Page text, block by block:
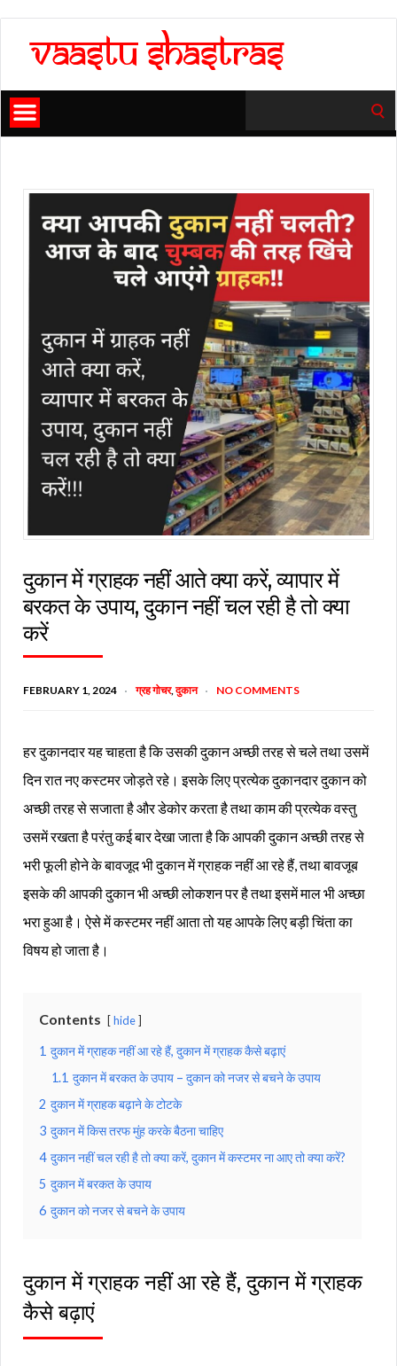
for:
दुकान में ग्राहक नहीं आते क्या करें, व्यापार में
बरकत के उपाय, दुकान नहीं चल रही है तो क्या
करें
FEBRUARY 1, 2024 ग्रह गोचर,दुकान NO COMMENTS
हर दुकानदार यह चाहता है कि उसकी दुकान अच्छी तरह से चले तथा उसमें
दिन रात नए कस्टमर जोड़ते रहे। इसके लिए प्रत्येक दुकानदार दुकान को
अच्छी तरह से सजाता है और डेकोर करता है तथा काम की प्रत्येक वस्तु
उसमें रखता है परंतु कई बार देखा जाता है कि आपकी दुकान अच्छी तरह से
भरी फूली होने के बावजूद भी दुकान में ग्राहक नहीं आ रहे हैं, तथा बावजूब
इसके की आपकी दुकान भी अच्छी लोकशन पर है तथा इसमें माल भी अच्छा
भरा हुआ है। ऐसे में कस्टमर नहीं आता तो यह आपके लिए बड़ी चिंता का
विषय हो जाता है।
Contents hide
1 दुकान में ग्राहक नहीं आ रहे हैं, दुकान में ग्राहक कैसे बढ़ाएं
1.1 दुकान में बरकत के उपाय – दुकान को नजर से बचने के उपाय
2 दुकान में ग्राहक बढ़ाने के टोटके
3 दुकान में किस तरफ मुंह करके बैठना चाहिए
4 दुकान नहीं चल रही है तो क्या करें, दुकान में कस्टमर ना आए तो क्या करें?
5 दुकान में बरकत के उपाय
6 दुकान को नजर से बचने के उपाय
दुकान में ग्राहक नहीं आ रहे हैं, दुकान में ग्राहक
कैसे बढ़ाएं